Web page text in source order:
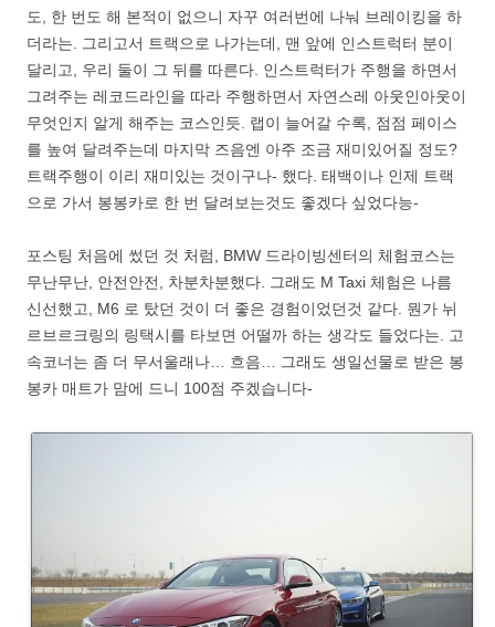
도, 한 번도 해 본적이 없으니 자꾸 여러번에 나눠 브레이킹을 하
더라는. 그리고서 트랙으로 나가는데, 맨 앞에 인스트럭터 분이
달리고, 우리 둘이 그 뒤를 따른다. 인스트럭터가 주행을 하면서
그려주는 레코드라인을 따라 주행하면서 자연스레 아웃인아웃이
무엇인지 알게 해주는 코스인듯. 랩이 늘어갈 수록, 점점 페이스
를 높여 달려주는데 마지막 즈음엔 아주 조금 재미있어질 정도?
트랙주행이 이리 재미있는 것이구나- 했다. 태백이나 인제 트랙
으로 가서 봉봉카로 한 번 달려보는것도 좋겠다 싶었다능-
포스팅 처음에 썼던 것 처럼, BMW 드라이빙센터의 체험코스는
무난무난, 안전안전, 차분차분했다. 그래도 M Taxi 체험은 나름
신선했고, M6 로 탔던 것이 더 좋은 경험이었던것 같다. 뭔가 뉘
르브르크링의 링택시를 타보면 어떨까 하는 생각도 들었다는. 고
속코너는 좀 더 무서울래나… 흐음… 그래도 생일선물로 받은 봉
봉카 매트가 맘에 드니 100점 주겠습니다-